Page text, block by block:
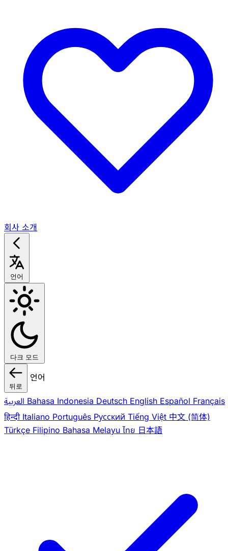
회사 소개
언어
다크 모드
뒤로
언어
Bahasa Indonesia Deutsch English Español Français
हिन्दी Italiano Português Pусский Tiếng Việt 中文 (简体)
Türkçe Filipino Bahasa Melayu ไทย 日本語